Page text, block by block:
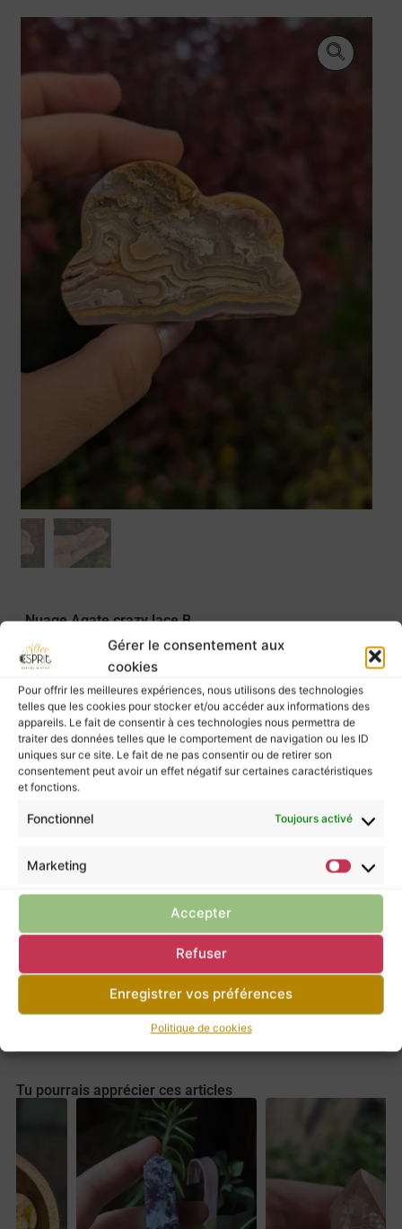
Gérer le consentement aux
cookies
Pour offrir les meilleures expériences, nous utilisons des technologies
telles que les cookies pour stocker et/ou accéder aux informations des
appareils. Le fait de consentir à ces technologies nous permettra de
traiter des données telles que le comportement de navigation ou les ID
uniques sur ce site. Le fait de ne pas consentir ou de retirer son
consentement peut avoir un effet négatif sur certaines caractéristiques
et fonctions.
Fonctionnel Toujours activé
Marketing
Accepter
Refuser
Enregistrer vos préférences
Politique de cookies
Nuage Agate crazy lace B
25,00
Prix à l’unité.
AJOUTER AU PANIER
Dimension ≈ 6,4 cm en longueur / … épaisseur /
… hauteur
qui les écoutent, mais elles ne possèdent pas
Pour prendre soin de vous, ne négligez pas la
consultation d’un professionnel de santé.
Retour à la boutique
Tu pourrais apprécier ces articles